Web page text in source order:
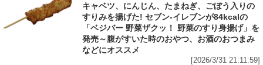
キャベツ、にんじん、たまねぎ、ごぼう入りの
すりみを揚げた! セブン‐イレブンが84kcalの
「ベジバー 野菜ザクッ！ 野菜のすり身揚げ」を
発売～腹がすいた時のおやつ、お酒のおつまみ
などにオススメ
[2026/3/31 21:11:59]